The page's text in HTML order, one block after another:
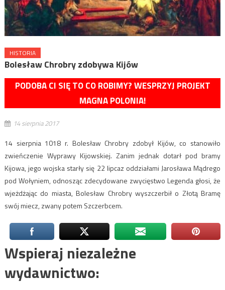
HISTORIA
Bolesław Chrobry zdobywa Kijów
PODOBA CI SIĘ TO CO ROBIMY? WESPRZYJ PROJEKT
MAGNA POLONIA!
14 sierpnia 2017
14 sierpnia 1018 r. Bolesław Chrobry zdobył Kijów, co stanowiło
zwieńczenie Wyprawy Kijowskiej. Zanim jednak dotarł pod bramy
Kijowa, jego wojska starły się 22 lipcaz oddziałami Jarosława Mądrego
pod Wołyniem, odnosząc zdecydowane zwycięstwo Legenda głosi, że
wjeżdżając do miasta, Bolesław Chrobry wyszczerbił o Złotą Bramę
swój miecz, zwany potem Szczerbcem.
Wspieraj niezależne
wydawnictwo: